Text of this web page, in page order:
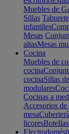
Muebles de
Sillas
infantiles
Mesas
altasMesas
Cocina
Muebles de
cocina
cocinaSillas
modulares
Cocinas a
Accesorios de
mesa
licoresBotellas